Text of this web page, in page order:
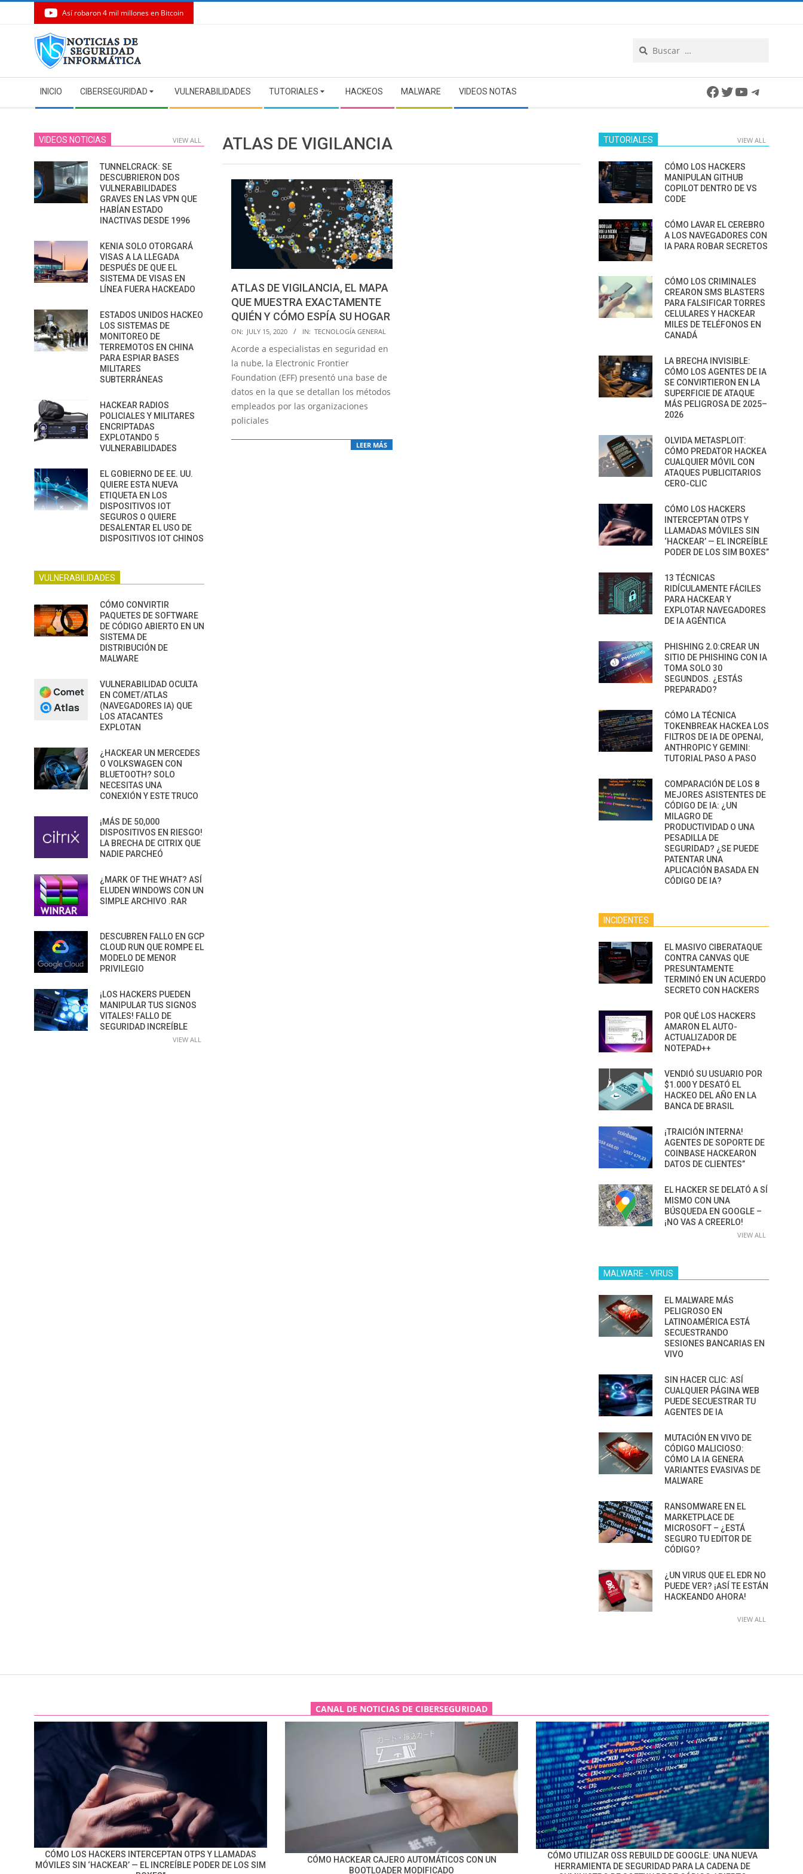
Así robaron 4 mil millones en Bitcoin
Navigation
Menu
INICIO CIBERSEGURIDAD VULNERABILIDADES TUTORIALES HACKEOS MALWARE VIDEOS NOTAS Facebook
Twitter
YouTube
ATLAS DE VIGILANCIA
ATLAS DE VIGILANCIA, EL MAPA
QUE MUESTRA EXACTAMENTE
QUIÉN Y CÓMO ESPÍA SU HOGAR
2020-
07-
15
ON: JULY 15, 2020 IN: TECNOLOGÍA GENERAL
Acorde a especialistas en seguridad en
la nube, la Electronic Frontier
Foundation (EFF) presentó una base de
datos en la que se detallan los métodos
empleados por las organizaciones
policiales
LEER MÁS
VIDEOS NOTICIAS VIEW ALL
TUNNELCRACK: SE
DESCUBRIERON DOS
VULNERABILIDADES
GRAVES EN LAS VPN QUE
HABÍAN ESTADO
INACTIVAS DESDE 1996
KENIA SOLO OTORGARÁ
VISAS A LA LLEGADA
DESPUÉS DE QUE EL
SISTEMA DE VISAS EN
LÍNEA FUERA HACKEADO
ESTADOS UNIDOS HACKEO
LOS SISTEMAS DE
MONITOREO DE
TERREMOTOS EN CHINA
PARA ESPIAR BASES
MILITARES
SUBTERRÁNEAS
HACKEAR RADIOS
POLICIALES Y MILITARES
ENCRIPTADAS
EXPLOTANDO 5
VULNERABILIDADES
EL GOBIERNO DE EE. UU.
QUIERE ESTA NUEVA
ETIQUETA EN LOS
DISPOSITIVOS IOT
SEGUROS O QUIERE
DESALENTAR EL USO DE
DISPOSITIVOS IOT CHINOS
VULNERABILIDADES
CÓMO CONVIRTIR
PAQUETES DE SOFTWARE
DE CÓDIGO ABIERTO EN UN
SISTEMA DE
DISTRIBUCIÓN DE
MALWARE
VULNERABILIDAD OCULTA
EN COMET/ATLAS
(NAVEGADORES IA) QUE
LOS ATACANTES
EXPLOTAN
¿HACKEAR UN MERCEDES
O VOLKSWAGEN CON
BLUETOOTH? SOLO
NECESITAS UNA
CONEXIÓN Y ESTE TRUCO
¡MÁS DE 50,000
DISPOSITIVOS EN RIESGO!
LA BRECHA DE CITRIX QUE
NADIE PARCHEÓ
¿MARK OF THE WHAT? ASÍ
ELUDEN WINDOWS CON UN
SIMPLE ARCHIVO .RAR
DESCUBREN FALLO EN GCP
CLOUD RUN QUE ROMPE EL
MODELO DE MENOR
PRIVILEGIO
¡LOS HACKERS PUEDEN
MANIPULAR TUS SIGNOS
VITALES! FALLO DE
SEGURIDAD INCREÍBLE
VIEW ALL
TUTORIALES VIEW ALL
CÓMO LOS HACKERS
MANIPULAN GITHUB
COPILOT DENTRO DE VS
CODE
CÓMO LAVAR EL CEREBRO
A LOS NAVEGADORES CON
IA PARA ROBAR SECRETOS
CÓMO LOS CRIMINALES
CREARON SMS BLASTERS
PARA FALSIFICAR TORRES
CELULARES Y HACKEAR
MILES DE TELÉFONOS EN
CANADÁ
LA BRECHA INVISIBLE:
CÓMO LOS AGENTES DE IA
SE CONVIRTIERON EN LA
SUPERFICIE DE ATAQUE
MÁS PELIGROSA DE 2025–
2026
OLVIDA METASPLOIT:
CÓMO PREDATOR HACKEA
CUALQUIER MÓVIL CON
ATAQUES PUBLICITARIOS
CERO-CLIC
CÓMO LOS HACKERS
INTERCEPTAN OTPS Y
LLAMADAS MÓVILES SIN
‘HACKEAR’ — EL INCREÍBLE
PODER DE LOS SIM BOXES”
13 TÉCNICAS
RIDÍCULAMENTE FÁCILES
PARA HACKEAR Y
EXPLOTAR NAVEGADORES
DE IA AGÉNTICA
PHISHING 2.0:CREAR UN
SITIO DE PHISHING CON IA
TOMA SOLO 30
SEGUNDOS. ¿ESTÁS
PREPARADO?
CÓMO LA TÉCNICA
TOKENBREAK HACKEA LOS
FILTROS DE IA DE OPENAI,
ANTHROPIC Y GEMINI:
TUTORIAL PASO A PASO
COMPARACIÓN DE LOS 8
MEJORES ASISTENTES DE
CÓDIGO DE IA: ¿UN
MILAGRO DE
PRODUCTIVIDAD O UNA
PESADILLA DE
SEGURIDAD? ¿SE PUEDE
PATENTAR UNA
APLICACIÓN BASADA EN
CÓDIGO DE IA?
INCIDENTES
EL MASIVO CIBERATAQUE
CONTRA CANVAS QUE
PRESUNTAMENTE
TERMINÓ EN UN ACUERDO
SECRETO CON HACKERS
POR QUÉ LOS HACKERS
AMARON EL AUTO-
ACTUALIZADOR DE
NOTEPAD++
VENDIÓ SU USUARIO POR
$1.000 Y DESATÓ EL
HACKEO DEL AÑO EN LA
BANCA DE BRASIL
¡TRAICIÓN INTERNA!
AGENTES DE SOPORTE DE
COINBASE HACKEARON
DATOS DE CLIENTES”
EL HACKER SE DELATÓ A SÍ
MISMO CON UNA
BÚSQUEDA EN GOOGLE –
¡NO VAS A CREERLO!
VIEW ALL
MALWARE - VIRUS
EL MALWARE MÁS
PELIGROSO EN
LATINOAMÉRICA ESTÁ
SECUESTRANDO
SESIONES BANCARIAS EN
VIVO
SIN HACER CLIC: ASÍ
CUALQUIER PÁGINA WEB
PUEDE SECUESTRAR TU
AGENTES DE IA
MUTACIÓN EN VIVO DE
CÓDIGO MALICIOSO:
CÓMO LA IA GENERA
VARIANTES EVASIVAS DE
MALWARE
RANSOMWARE EN EL
MARKETPLACE DE
MICROSOFT – ¿ESTÁ
SEGURO TU EDITOR DE
CÓDIGO?
¿UN VIRUS QUE EL EDR NO
PUEDE VER? ¡ASÍ TE ESTÁN
HACKEANDO AHORA!
VIEW ALL
CANAL DE NOTICIAS DE CIBERSEGURIDAD
CÓMO LOS HACKERS INTERCEPTAN OTPS Y LLAMADAS
MÓVILES SIN ‘HACKEAR’ — EL INCREÍBLE PODER DE LOS SIM
CÓMO HACKEAR CAJERO AUTOMÁTICOS CON UN
BOOTLOADER MODIFICADO
CÓMO UTILIZAR OSS REBUILD DE GOOGLE: UNA NUEVA
HERRAMIENTA DE SEGURIDAD PARA LA CADENA DE